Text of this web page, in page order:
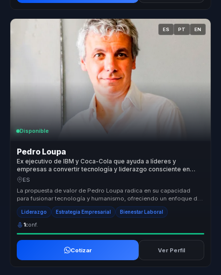
ES PT EN
Disponible
Pedro Loupa
Ex ejecutivo de IBM y Coca-Cola que ayuda a líderes y
empresas a convertir tecnología y liderazgo consciente en
bienestar, compromiso y sostenibilidad.
ES
La propuesta de valor de Pedro Loupa radica en su capacidad
para fusionar tecnología y humanismo, ofreciendo un enfoque de
liderazgo que ...
Liderazgo Estrategia Empresarial Bienestar Laboral
1conf.
Cotizar Ver Perfil